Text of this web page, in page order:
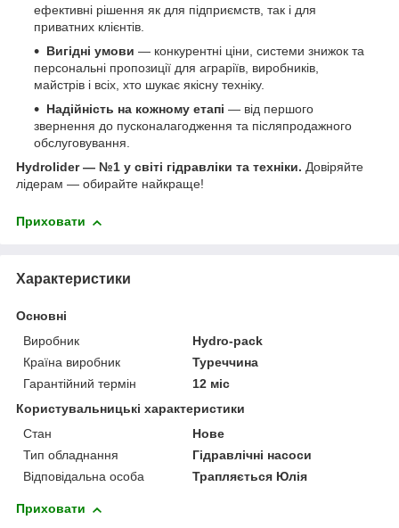
ефективні рішення як для підприємств, так і для
приватних клієнтів.
Вигідні умови — конкурентні ціни, системи знижок та
персональні пропозиції для аграріїв, виробників,
майстрів і всіх, хто шукає якісну техніку.
Надійність на кожному етапі — від першого
звернення до пусконалагодження та післяпродажного
обслуговування.
Hydrolider — №1 у світі гідравліки та техніки. Довіряйте
лідерам — обирайте найкраще!
Приховати
Характеристики
Основні
Виробник
Hydro-pack
Країна виробник
Туреччина
Гарантійний термін
12 міс
Користувальницькі характеристики
Стан
Нове
Тип обладнання
Гідравлічні насоси
Відповідальна особа
Трапляється Юлія
Приховати